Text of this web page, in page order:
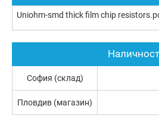
Uniohm-smd thick film chip
Наличност
София (склад)
Пловдив (магазин)